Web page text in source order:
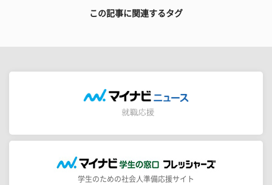
この記事に関連するタグ
学生のための社会人準備応援サイト